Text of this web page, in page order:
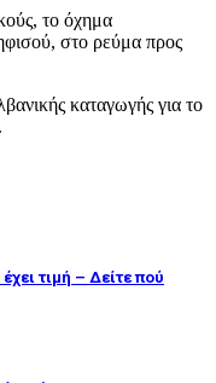
το όχημα
στο ρεύμα προς
καταγωγής για το
τιμή – Δείτε πού